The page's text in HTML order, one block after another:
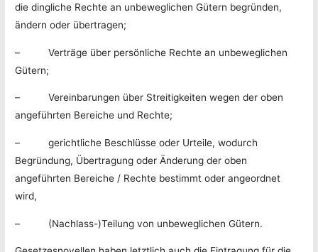
die dingliche Rechte an unbeweglichen Gütern begründen,
ändern oder übertragen;
– Verträge über persönliche Rechte an unbeweglichen
Gütern;
– Vereinbarungen über Streitigkeiten wegen der oben
angeführten Bereiche und Rechte;
– gerichtliche Beschlüsse oder Urteile, wodurch
Begründung, Übertragung oder Änderung der oben
angeführten Bereiche / Rechte bestimmt oder angeordnet
wird,
– (Nachlass-)Teilung von unbeweglichen Gütern.